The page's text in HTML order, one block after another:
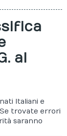
al
Italiani e
trovate errori
saranno